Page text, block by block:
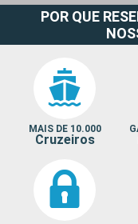
POR QUE
MAIS DE 10.000
Cruzeiros